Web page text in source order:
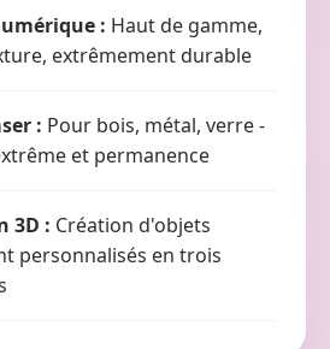
: Haut de gamme,
extrêmement durable
: Pour bois, métal, verre -
et permanence
3D : Création d'objets
personnalisés en trois